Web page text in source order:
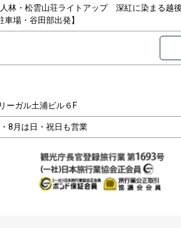
人林・松雲山荘ライトアップ 深紅に染まる越
場・谷田部出発】
ーガル土浦ビル６F
8月は日・祝日も営業